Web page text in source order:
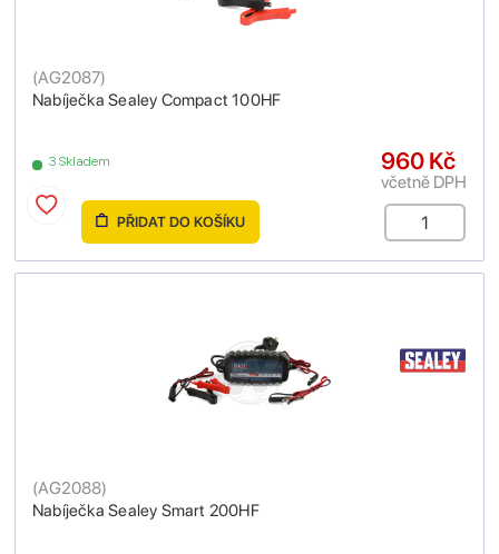
Nabíječka Sealey Compact 100HF
(AG2087)
3 Skladem 960 Kč
včetně DPH
PŘIDAT DO KOŠÍKU
Nabíječka Sealey Smart 200HF
(AG2088)